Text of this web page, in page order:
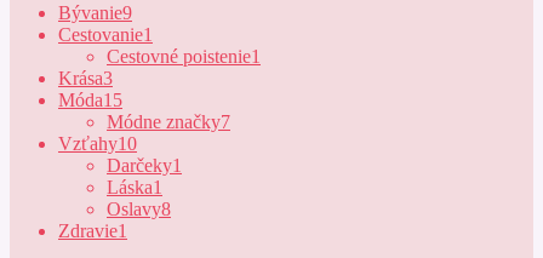
Bývanie9
Cestovanie1
Cestovné poistenie1
Krása3
Móda15
Módne značky7
Vzťahy10
Darčeky1
Láska1
Oslavy8
Zdravie1